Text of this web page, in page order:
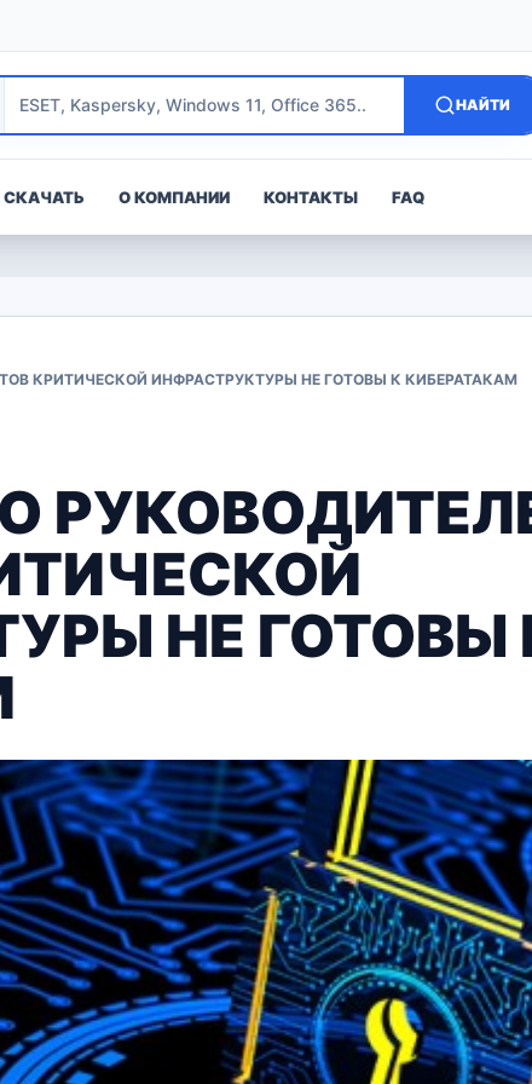
НАЙТИ
СКАЧАТЬ О КОМПАНИИ КОНТАКТЫ FAQ
КРИТИЧЕСКОЙ ИНФРАСТРУКТУРЫ НЕ ГОТОВЫ К КИБЕРАТАКАМ
НЕ ГОТОВЫ